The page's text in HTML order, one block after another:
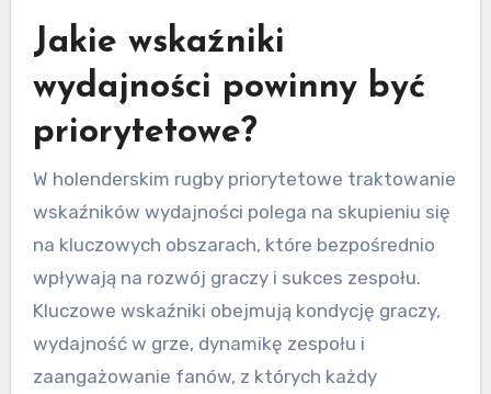
Jakie wskaźniki
wydajności powinny być
priorytetowe?
W holenderskim rugby priorytetowe traktowanie
wskaźników wydajności polega na skupieniu się
na kluczowych obszarach, które bezpośrednio
wpływają na rozwój graczy i sukces zespołu.
Kluczowe wskaźniki obejmują kondycję graczy,
wydajność w grze, dynamikę zespołu i
zaangażowanie fanów, z których każdy